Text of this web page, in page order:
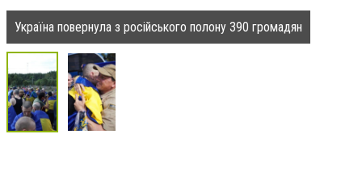
Україна повернула з російського полону 390 громадян